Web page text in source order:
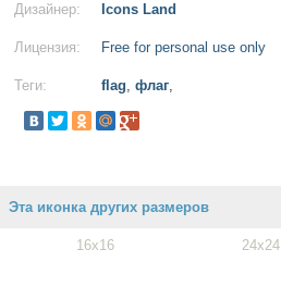
Дизайнер: Icons Land
Лицензия: Free for personal use only
Теги: flag, флаг,
Эта иконка других размеров
16x16 24x24